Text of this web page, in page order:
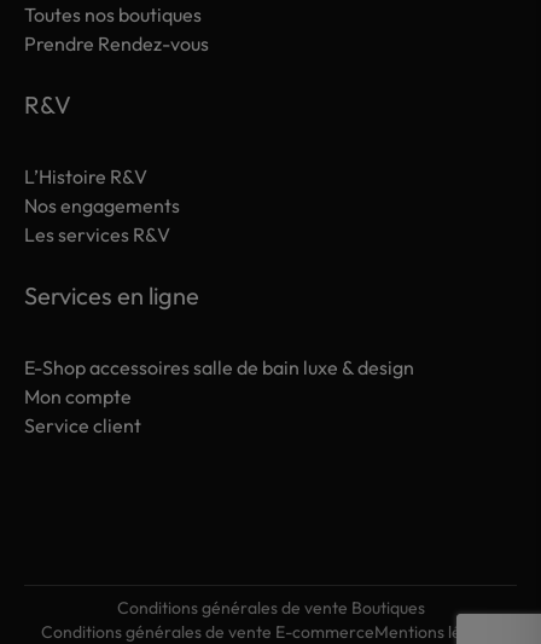
Toutes nos boutiques
Prendre Rendez-vous
R&V
L’Histoire R&V
Nos engagements
Les services R&V
Services en ligne
E-Shop accessoires salle de bain luxe & design
Mon compte
Service client
Conditions générales de vente Boutiques
Conditions générales de vente E-commerceMentions légales